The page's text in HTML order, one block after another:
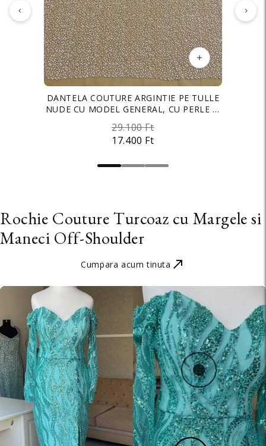
DANTELA COUTURE ARGINTIE PE TULLE
NUDE CU MODEL GENERAL, CU PERLE SI
17.400 Ft
29.100 Ft
TAFTA ELASTICA PREMIUM SIDEFATA
NUDE DESCHIS
2.700 Ft
3.500 Ft
CREP ELASTIC BRIDAL IVORY
1.800 Ft
2.900 Ft
Rochie Couture Turcoaz cu Margele si
Maneci Off-Shoulder
Cumpara acum tinuta